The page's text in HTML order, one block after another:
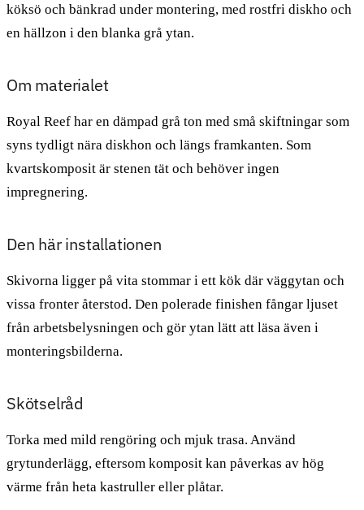
köksö och bänkrad under montering, med rostfri diskho och
en hällzon i den blanka grå ytan.
Om materialet
Royal Reef har en dämpad grå ton med små skiftningar som
syns tydligt nära diskhon och längs framkanten. Som
kvartskomposit är stenen tät och behöver ingen
impregnering.
Den här installationen
Skivorna ligger på vita stommar i ett kök där väggytan och
vissa fronter återstod. Den polerade finishen fångar ljuset
från arbetsbelysningen och gör ytan lätt att läsa även i
monteringsbilderna.
Skötselråd
Torka med mild rengöring och mjuk trasa. Använd
grytunderlägg, eftersom komposit kan påverkas av hög
värme från heta kastruller eller plåtar.